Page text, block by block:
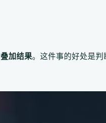
加结果。这件事的好处是